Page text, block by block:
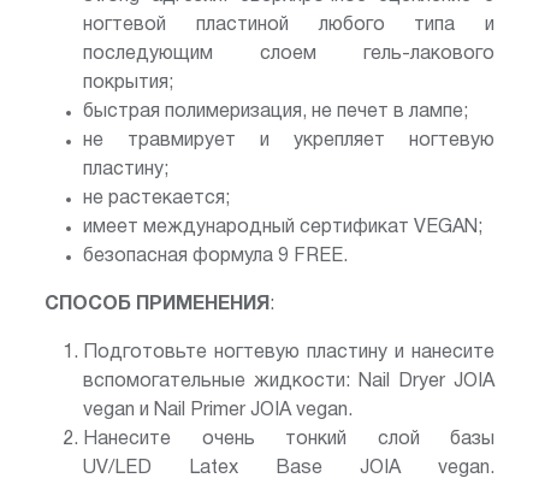
ногтевой пластиной любого типа и
последующим слоем гель-лакового
покрытия;
быстрая полимеризация, не печет в лампе;
не травмирует и укрепляет ногтевую
пластину;
не растекается;
имеет международный сертификат VEGAN;
безопасная формула 9 FREE.
СПОСОБ ПРИМЕНЕНИЯ :
Подготовьте ногтевую пластину и нанесите
вспомогательные жидкости: Nail Dryer JOIA
vegan и Nail Primer JOIA vegan.
Нанесите очень тонкий слой базы
UV/LED Latex Base JOIA vegan.